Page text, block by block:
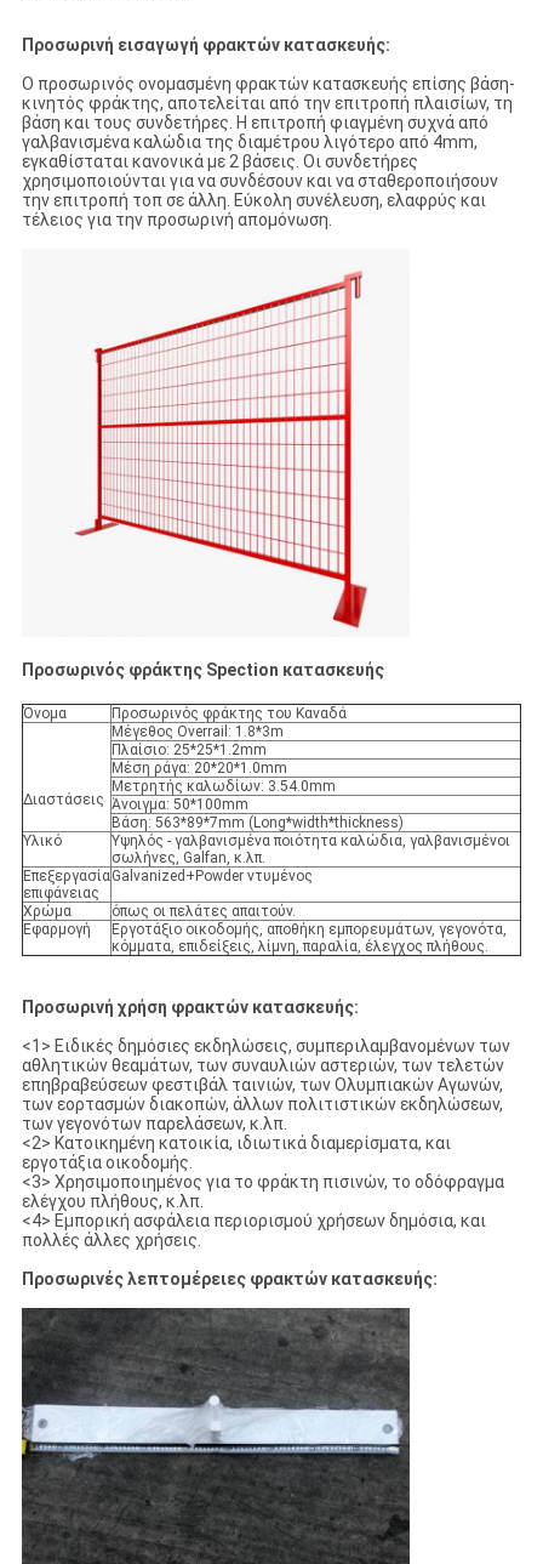
Προσωρινή εισαγωγή φρακτών κατασκευής:
Ο προσωρινός ονομασμένη φρακτών κατασκευής επίσης βάση-
κινητός φράκτης, αποτελείται από την επιτροπή πλαισίων, τη
βάση και τους συνδετήρες. Η επιτροπή φιαγμένη συχνά από
γαλβανισμένα καλώδια της διαμέτρου λιγότερο από 4mm,
εγκαθίσταται κανονικά με 2 βάσεις. Οι συνδετήρες
χρησιμοποιούνται για να συνδέσουν και να σταθεροποιήσουν
την επιτροπή τοπ σε άλλη. Εύκολη συνέλευση, ελαφρύς και
τέλειος για την προσωρινή απομόνωση.
Προσωρινός φράκτης Spection κατασκευής
Όνομα Προσωρινός φράκτης του Καναδά
Διαστάσεις
Μέγεθος Overrail: 1.8*3m
Πλαίσιο: 25*25*1.2mm
Μέση ράγα: 20*20*1.0mm
Μετρητής καλωδίων: 3.54.0mm
Άνοιγμα: 50*100mm
Βάση: 563*89*7mm (Long*width*thickness)
Υλικό
Υψηλός - γαλβανισμένα ποιότητα καλώδια, γαλβανισμένοι
σωλήνες, Galfan, κ.λπ.
Επεξεργασία
επιφάνειας
Galvanized+Powder ντυμένος
Χρώμα
όπως οι πελάτες απαιτούν.
Εφαρμογή
Εργοτάξιο οικοδομής, αποθήκη εμπορευμάτων, γεγονότα,
κόμματα, επιδείξεις, λίμνη, παραλία, έλεγχος πλήθους.
Προσωρινή χρήση φρακτών κατασκευής:
<1> Ειδικές δημόσιες εκδηλώσεις, συμπεριλαμβανομένων των
αθλητικών θεαμάτων, των συναυλιών αστεριών, των τελετών
επηβραβεύσεων φεστιβάλ ταινιών, των Ολυμπιακών Αγωνών,
των εορτασμών διακοπών, άλλων πολιτιστικών εκδηλώσεων,
των γεγονότων παρελάσεων, κ.λπ.
<2> Κατοικημένη κατοικία, ιδιωτικά διαμερίσματα, και
εργοτάξια οικοδομής.
<3> Χρησιμοποιημένος για το φράκτη πισινών, το οδόφραγμα
ελέγχου πλήθους, κ.λπ.
<4> Εμπορική ασφάλεια περιορισμού χρήσεων δημόσια, και
πολλές άλλες χρήσεις.
Προσωρινές λεπτομέρειες φρακτών κατασκευής: